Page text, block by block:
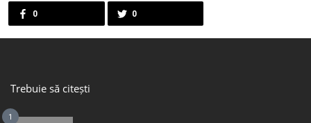
0 0
Trebuie să citești
1